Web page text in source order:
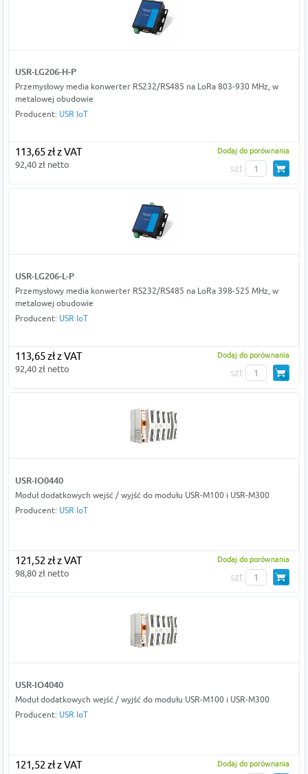
USR-LG206-H-P
Przemysłowy media konwerter RS232/RS485 na LoRa 803-930 MHz, w
metalowej obudowie
Producent: USR IoT
113,65 zł z VAT
92,40 zł netto
Dodaj do porównania
szt
USR-LG206-L-P
Przemysłowy media konwerter RS232/RS485 na LoRa 398-525 MHz, w
metalowej obudowie
Producent: USR IoT
113,65 zł z VAT
92,40 zł netto
Dodaj do porównania
szt
USR-IO0440
Moduł dodatkowych wejść / wyjść do modułu USR-M100 i USR-M300
Producent: USR IoT
121,52 zł z VAT
98,80 zł netto
Dodaj do porównania
szt
USR-IO4040
Moduł dodatkowych wejść / wyjść do modułu USR-M100 i USR-M300
Producent: USR IoT
121,52 zł z VAT Dodaj do porównania